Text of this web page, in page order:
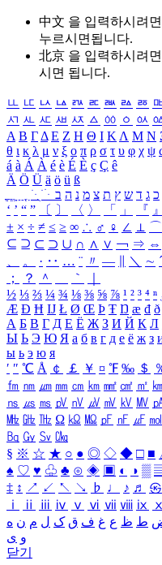
中文 을 입력하시려면
누르시면됩니다.
北京 을 입력하시려면
시면 됩니다.
ㅥ ㅦ ㅧ ㅨ ㅩ ㅪ ㅫ ㅬ ㅭ
ㅺ ㅻ ㅼ ㅽ ㅾ ㅿ ㆀ ㆁ ㆂ
Α Β ΓΔ Ε Ζ Η Θ Ι ΚΛ Μ Ν
θ ι κ λ μ ν ξ ο π ρ σ τ υ φ χ ψ
á à Á À é è É È ç Ç ê
Ä Ö Ü ä ö ü ß
ִֶֹ ֻּ ׁׂ כ ג ד ש ץ ת צ מ נ ה ב
‘ ’ “ ” 〔 〕 〈 〉 「 」 『 』
± × ÷ ≠ ≤ ≥ ∞ ∴ ♂ ♀ ∠ ⊥ ⌒
⊆ ⊇ ⊂ ⊃ ∪ ∩ ∧ ∨ ￢ ⇒ ⇔
、
。 · ‥ … ¨ 〃 ― ＼ ∼ ´
；
？ ＾ ｀
½ ⅓ ⅔ ¼ ¾ ⅛ ⅜ ⅝ ⅞ ¹ ² ³ ⁴ ⁿ
Æ Ð Ħ Ĳ Ł Ø Œ Þ Ŧ Ŋ æ đ ð
А Б В Г Д Е Ё Ж З И Й К Л
Ы Ь Э Ю Я а б в г д е ё ж з
ы ь э ю я
′ ″ ℃ Å ￠ ￡ ￥ ¤ ℉ ‰ ＄
㎙ ㎚ ㎛ ㎜ ㎝ ㎞ ㎟ ㎠ ㎡
㎱ ㎲ ㎳ ㎴ ㎵ ㎶ ㎷ ㎸ ㎹
㎒ ㎓ ㎔ Ω ㏀ ㏁ ㎊ ㎋ ㎌ ㏖
㏃ ㏉ ㏜ ㏆
§ ※ ☆ ★ ○ ● ◎ ◇ ◆ □ ■
♠ ♡ ♥ ♧ ♣ ⊙ ◈ ▣ ◐ ◑ ▒
‡ ↕ ↗ ↙ ↖ ↘ ♭ ♩ ♪ ♬ ㉿
ⅰ
ⅱ ⅲ ⅳ ⅴ ⅵ ⅶ ⅷ ⅸ ⅹ
ط ظ ع غ ف ق ک ل م ن ه
و ی
닫기